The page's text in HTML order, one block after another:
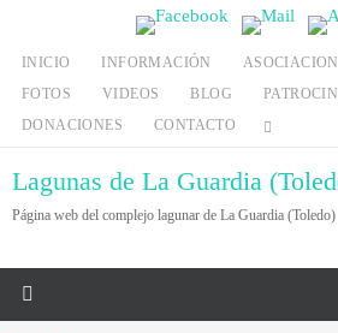
contenido
INICIO INFORMACIÓN ASOCIACION
FOTOS
VIDEOS BLOG
DONACIONES
CONTACTO
Lagunas de La Guardia
Página web del complejo lagunar de La Guardia (Toledo)